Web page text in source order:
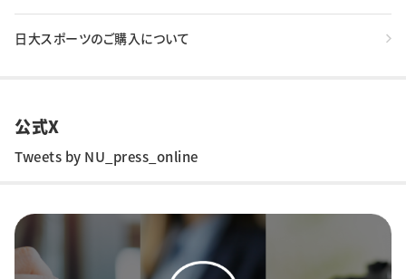
日大スポーツのご購入について
公式X
Tweets by NU_press_online